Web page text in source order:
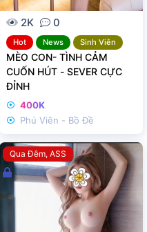
2K 0
Hot News Sinh Viên
MÈO CON- TÌNH CẢM
CUỐN HÚT - SEVER CỰC
ĐỈNH
400K
Phú Viên - Bồ Đề
Qua Đêm ASS
Đ
k